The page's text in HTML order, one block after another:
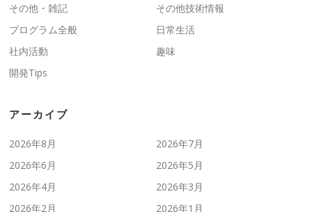
その他・雑記
その他技術情報
プログラム全般
日常生活
社内活動
趣味
開発Tips
アーカイブ
2026年8月
2026年7月
2026年6月
2026年5月
2026年4月
2026年3月
2026年2月
2026年1月